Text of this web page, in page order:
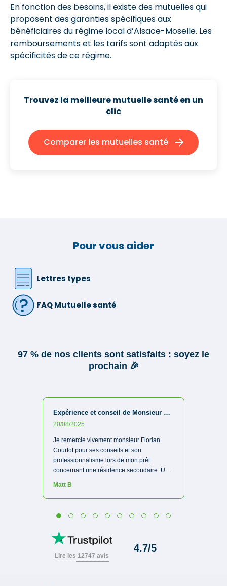
En fonction des besoins, il existe des mutuelles qui
proposent des garanties spécifiques aux
bénéficiaires du régime local d’Alsace-Moselle. Les
remboursements et les tarifs sont adaptés aux
spécificités de ce régime.
Trouvez la meilleure mutuelle santéen un
clic
Comparer les mutuelles santé
Pour vous aider
Lettres types
FAQ Mutuelle santé